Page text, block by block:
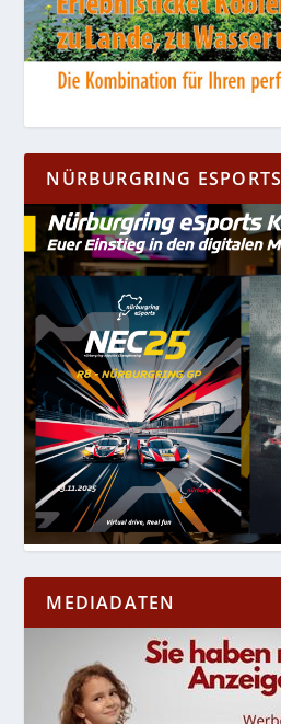
NÜRBURGRING ESPORTS
MEDIADATEN